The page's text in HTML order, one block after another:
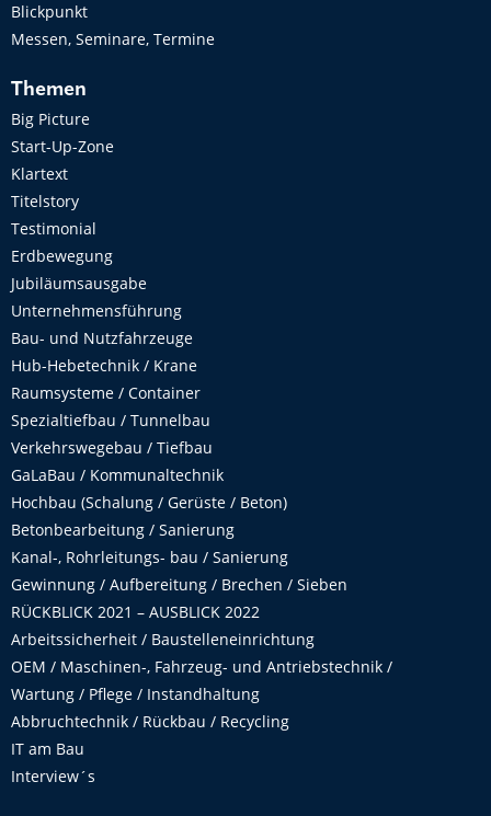
Blickpunkt
Messen, Seminare, Termine
Themen
Big Picture
Start-Up-Zone
Klartext
Titelstory
Testimonial
Erdbewegung
Jubiläumsausgabe
Unternehmensführung
Bau- und Nutzfahrzeuge
Hub-Hebetechnik / Krane
Raumsysteme / Container
Spezialtiefbau / Tunnelbau
Verkehrswegebau / Tiefbau
GaLaBau / Kommunaltechnik
Hochbau (Schalung / Gerüste / Beton)
Betonbearbeitung / Sanierung
Kanal-, Rohrleitungs- bau / Sanierung
Gewinnung / Aufbereitung / Brechen / Sieben
RÜCKBLICK 2021 – AUSBLICK 2022
Arbeitssicherheit / Baustelleneinrichtung
OEM / Maschinen-, Fahrzeug- und Antriebstechnik /
Wartung / Pflege / Instandhaltung
Abbruchtechnik / Rückbau / Recycling
IT am Bau
Interview´s